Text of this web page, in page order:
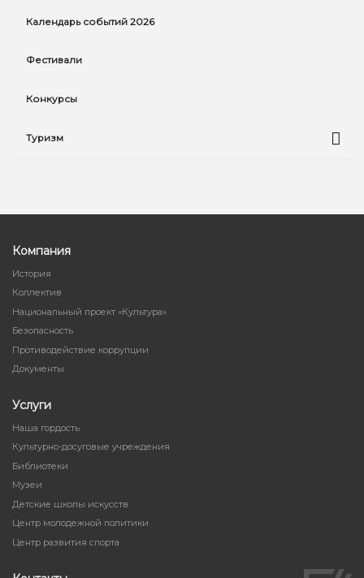
Календарь событий 2026
Фестивали
Конкурсы
Туризм
Компания
История
Коллектив
Национальный проект «Культура»
Безопасность
Противодействие коррупции
Документы
Услуги
Наша гордость
Культурно-досуговые учреждения
Библиотеки
Музеи
Детские школы искусств
Центр молодежной политики
Центр развития спорта